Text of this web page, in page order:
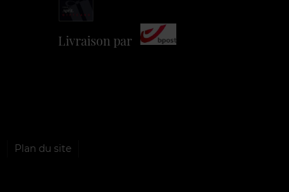
Livraison par
Plan du site